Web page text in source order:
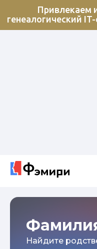
Привлекаем
генеалогический
Найдите